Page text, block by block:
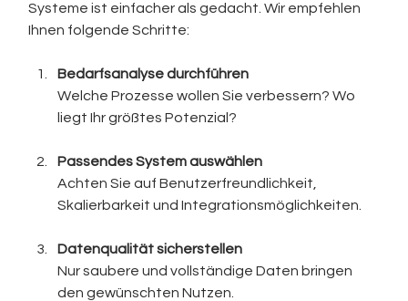
Systeme ist einfacher als gedacht. Wir empfehlen
Ihnen folgende Schritte:
Bedarfsanalyse durchführen
Welche Prozesse wollen Sie verbessern? Wo
liegt Ihr größtes Potenzial?
Passendes System auswählen
Achten Sie auf Benutzerfreundlichkeit,
Skalierbarkeit und Integrationsmöglichkeiten.
Datenqualität sicherstellen
Nur saubere und vollständige Daten bringen
den gewünschten Nutzen.